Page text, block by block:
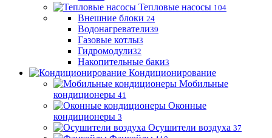
Тепловые насосы 104
Внешние блоки 24
Водонагреватели39
Газовые котлы3
Гидромодули32
Накопительные баки3
Кондиционирование
Мобильные
кондиционеры 41
Оконные
кондиционеры 3
Осушители воздуха 37